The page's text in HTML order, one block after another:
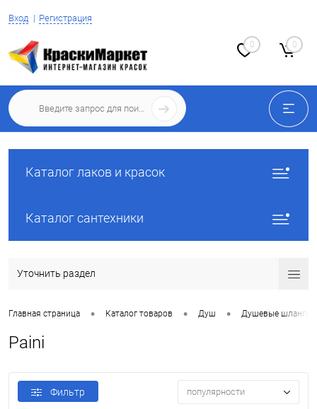
Вход Регистрация
0 0
Каталог лаков и красок
Каталог сантехники
Уточнить раздел
Главная страница • Каталог товаров • Душ • Душевые шланги
Paini
Фильтр популярности